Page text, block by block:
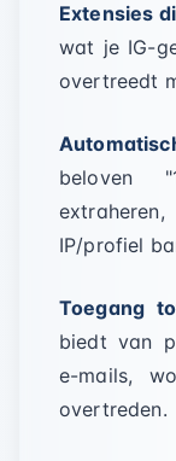
Extensies
wat je IG-
overtreedt
beloven
IP/profiel
Toegang
biedt van
e-mails,
overtreden.